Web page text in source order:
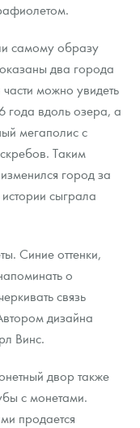
самому образу
два города
можно увидеть
года вдоль озера, а
мегаполис с
Таким
город за
сыграла
Синие оттенки,
о
связь
дизайна
Винс.
двор также
с монетами.
продается